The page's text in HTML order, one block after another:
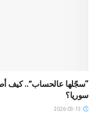
“سجّلها عالحساب”.. كيف
سوريا؟